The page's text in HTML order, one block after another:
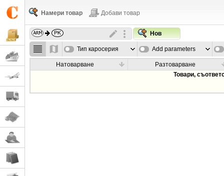
Намери товар Добави товар
Нов
Тип каросерия Add parameters
Натоварване
Разтоварване
Товари,